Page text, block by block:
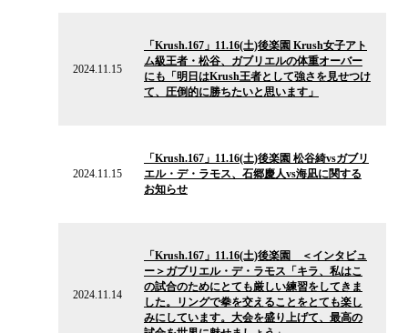
2024.11.15
「Krush.167」11.16(土)後楽園 Krush女子アト
ム級王者・松谷、ガブリエルの体重オーバー
にも「明日はKrush王者として強さを見せつけ
て、圧倒的に勝ちたいと思います」
2024.11.15
「Krush.167」11.16(土)後楽園 松谷綺vsガブリ
エル・デ・ラモス、石郷慶人vs海凪に関する
お知らせ
2024.11.14
「Krush.167」11.16(土)後楽園 ＜インタビュ
ー＞ガブリエル・デ・ラモス「キラ、私はこ
の試合のためにとても厳しい練習をしてきま
した。リングで拳を交えることをとても楽し
みにしています。大会を盛り上げて、最高の